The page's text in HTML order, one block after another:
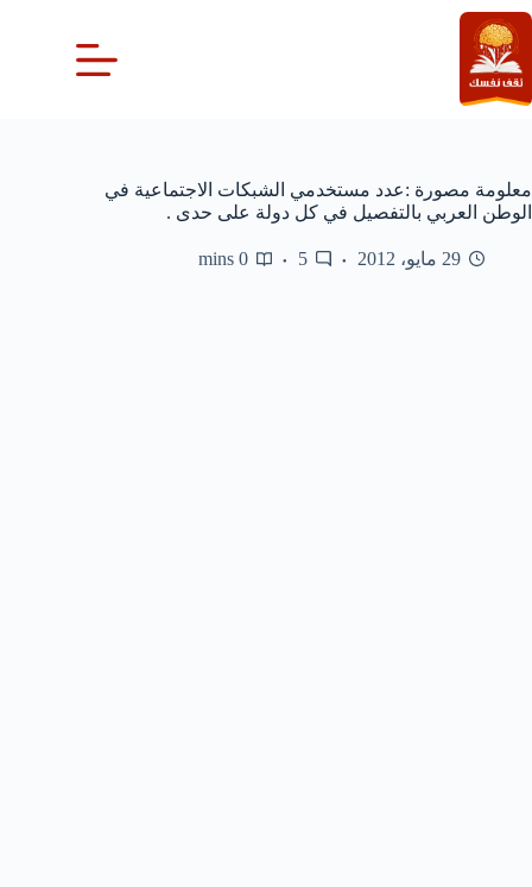
التجاوز
إلى
المحتوى
معلومة مصورة :عدد مستخدمي الشبكات الاجتماعية في
الوطن العربي بالتفصيل في كل دولة على حدى .
29 مايو، 2012 5
0 mins